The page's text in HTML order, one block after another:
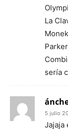
La
sería
5 julio
Jajaja